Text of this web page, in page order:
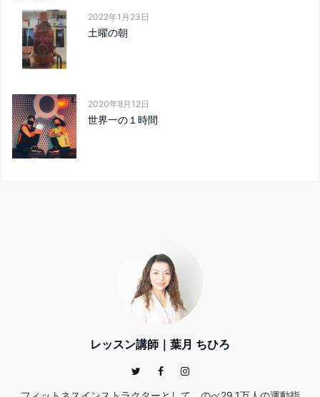
2022年1月23日
土曜の朝
2020年8月12日
世界一の１時間
レッスン講師｜葉月 ちひろ